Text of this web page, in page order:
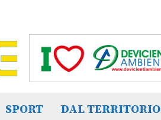
SPORT DAL TERRITORIO